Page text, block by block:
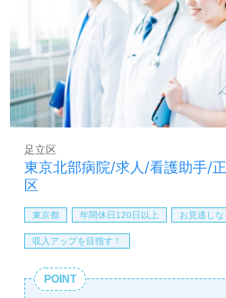
歩を踏み出してみませんか。
東京北部病院/求人/看護助手/
区
足立区
東京都 年間休日120日以上 お見逃しな
収入アップを目指す！
POINT